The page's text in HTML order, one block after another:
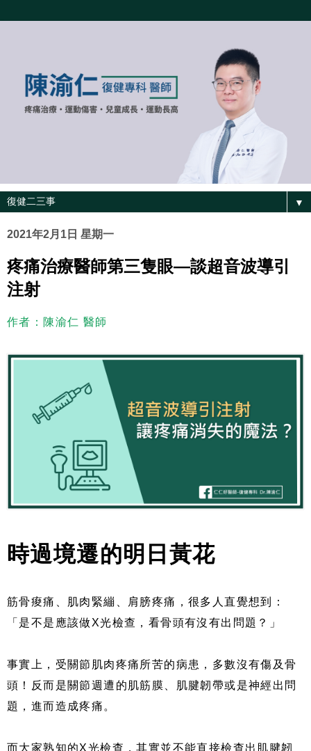
▼
2021年2月1日 星期一
疼痛治療醫師第三隻眼—談超音波導引
注射
作者：陳渝仁 醫師
時過境遷的明日黃花
筋骨痠痛、肌肉緊繃、肩膀疼痛，很多人直覺想到：
「是不是應該做X光檢查，看骨頭有沒有出問題？」
事實上，受關節肌肉疼痛所苦的病患，多數沒有傷及骨
頭！反而是關節週遭的肌筋膜、肌腱韌帶或是神經出問
題，進而造成疼痛。
而大家熟知的X光檢查，其實並不能直接檢查出肌腱韌